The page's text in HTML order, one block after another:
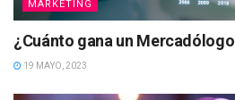
MARKETING
¿Cuánto gana un
19 MAYO, 2023